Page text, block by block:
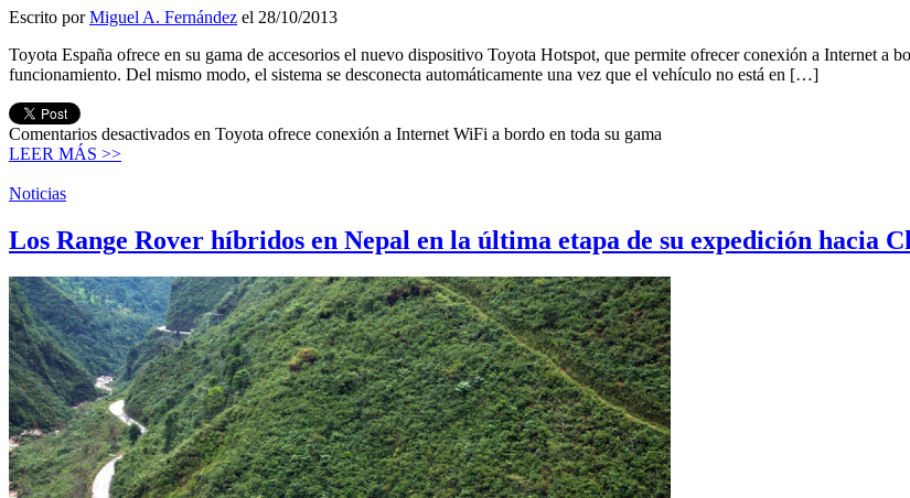
Escrito porMiguel A. Fernández el 28/10/2013
Toyota España ofrece en su gama de accesorios el nuevo dispositivo Toyota Hotspot, que permite ofrecer conexión a Internet a
funcionamiento. Del mismo modo, el sistema se desconecta automáticamente una vez que el vehículo no está en […]
Comentarios desactivados en Toyota ofrece conexión a Internet WiFi a bordo en toda su gama
LEER MÁS >>
Noticias
Los Range Rover híbridos en Nepal en la última etapa de su expedición hacia